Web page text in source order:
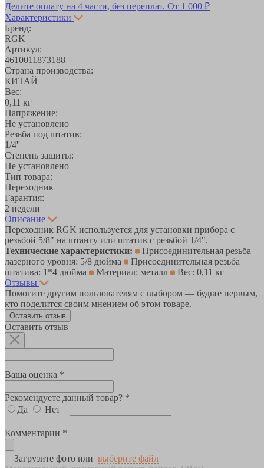
Делите оплату на 4 части, без переплат. От 1 000 ₽
Характеристики
Бренд:
RGK
Артикул:
4610011873188
Страна производства:
КИТАЙ
Вес:
0,11 кг
Напряжение:
Не установлено
Резьба под штатив:
1/4''
Степень защиты:
Не установлено
Тип товара:
Переходник
Гарантия:
2 недели
Описание
Переходник RGK используется для установки прибора с
резьбой 5/8" на штангу или штатив с резьбой 1/4".
Технические характеристики:
Присоединительная резьба
лазерного уровня: 5/8 дюйма
Присоединительная резьба
штатива: 1*4 дюйма
Материал: металл
Вес: 0,11 кг
Отзывы
Помогите другим пользователям с выбором — будьте первым,
кто поделится своим мнением об этом товаре.
Оставить отзыв
Оставить отзыв
Ваша оценка *
Рекомендуете данный товар? *
Да
Нет
Комментарии *
Загрузите фото или выберите файл